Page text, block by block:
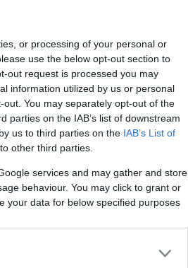
or processing of your personal or
use the below opt-out section to
out request is processed you may
information utilized by us or personal
You may separately opt-out of the
parties on the IAB’s list of downstream
us to third parties on the IAB’s List of
other third parties.
services and may gather and store
behaviour. You may click to grant or
your data for below specified purposes